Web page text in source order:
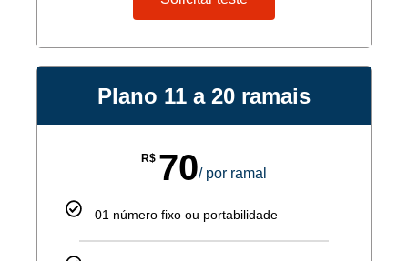
Plano 11 a 20 ramais
R$ 70/ por ramal
01 número fixo ou portabilidade